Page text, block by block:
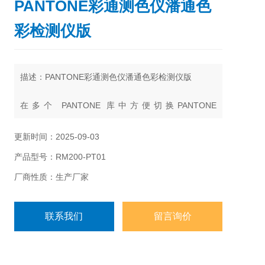
PANTONE彩通测色仪潘通色
彩检测仪版
描述：PANTONE彩通测色仪潘通色彩检测仪版
在多个 PANTONE 库中方便切换PANTONE
含时尚、家居、室内装潢、工业和平面设计以及油漆
颜色的纹理和纺织 品PANTONE CAPSURE 捕捉色彩
灵感可来自任何表面、材料或布料；准确快速的匹配
更新时间：2025-09-03
产品型号：RM200-PT01
厂商性质：生产厂家
联系我们 留言询价